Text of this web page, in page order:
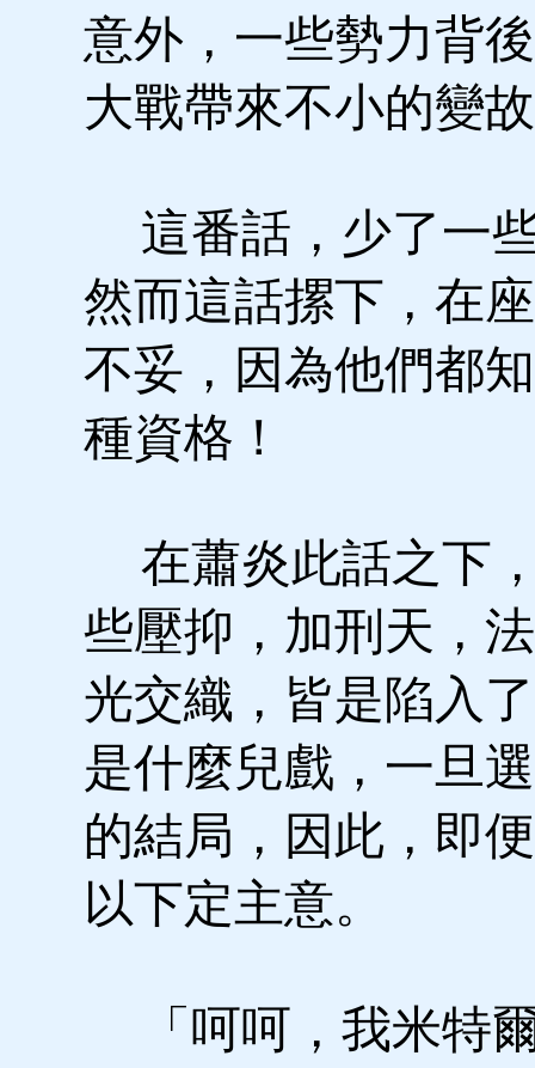
意外，一些勢力背
大戰帶來不小的變
這番話，少了一
然而這話摞下，在
不妥，因為他們都
種資格！
在蕭炎此話之下
些壓抑，加刑天，
光交織，皆是陷入
是什麼兒戲，一旦
的結局，因此，即
以下定主意。
「呵呵，我米特